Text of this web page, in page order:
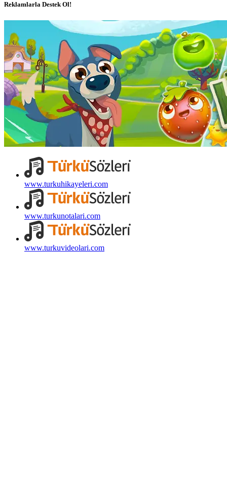
Reklamlarla Destek Ol!
www.turkuhikayeleri.com
www.turkunotalari.com
www.turkuvideolari.com